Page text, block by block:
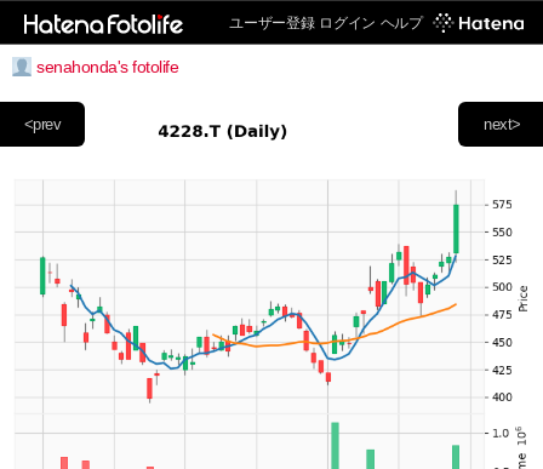
ユーザー登録 ログイン ヘルプ
senahonda's fotolife
next>
<prev